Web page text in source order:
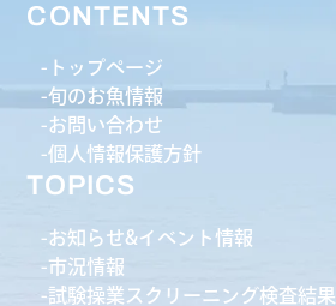
CONTENTS
トップページ
旬のお魚情報
お問い合わせ
個人情報保護方針
TOPICS
お知らせ&イベント情報
市況情報
試験操業スクリーニング検査結果